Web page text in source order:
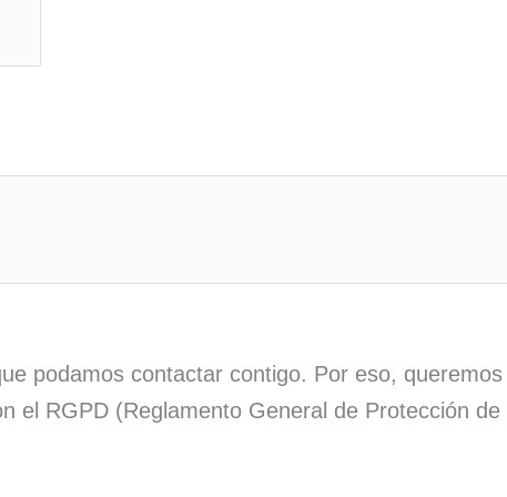
podamos contactar contigo. Por eso,
el RGPD (Reglamento General de Protección de